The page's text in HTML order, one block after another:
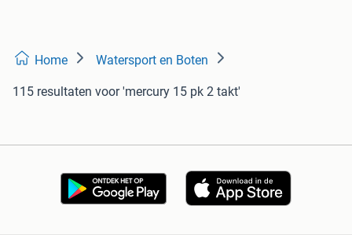
Home Watersport en Boten
115 resultaten voor 'mercury 15 pk 2 takt'